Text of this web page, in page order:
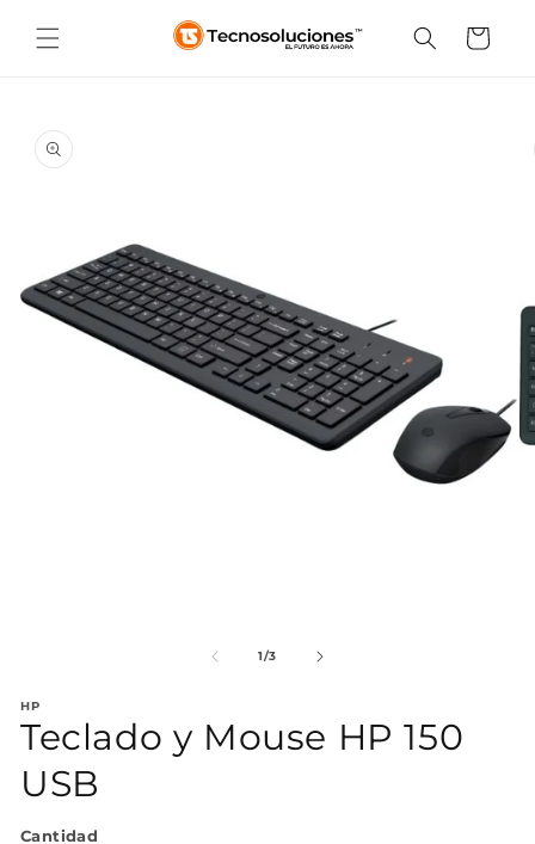
directamente
al contenido
Carrito
información
una
ventana
modal
1/de
3
HP
Teclado y Mouse HP 150
USB
Cantidad